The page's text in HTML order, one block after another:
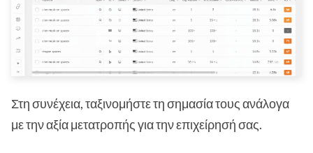
Στη συνέχεια, ταξινομήστε τη σημασία τους ανάλογα
με την αξία μετατροπής για την επιχείρησή σας.